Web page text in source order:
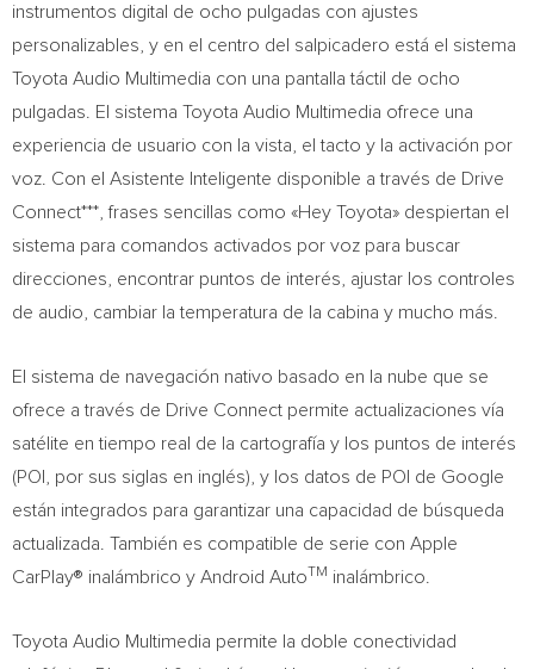
instrumentos digital de ocho pulgadas con ajustes
personalizables, y en el centro del salpicadero está el sistema
Toyota Audio Multimedia con una pantalla táctil de ocho
pulgadas. El sistema Toyota Audio Multimedia ofrece una
experiencia de usuario con la vista, el tacto y la activación por
voz. Con el Asistente Inteligente disponible a través de Drive
Connect***, frases sencillas como «Hey Toyota» despiertan el
sistema para comandos activados por voz para buscar
direcciones, encontrar puntos de interés, ajustar los controles
de audio, cambiar la temperatura de la cabina y mucho más.
El sistema de navegación nativo basado en la nube que se
ofrece a través de Drive Connect permite actualizaciones vía
satélite en tiempo real de la cartografía y los puntos de interés
(POI, por sus siglas en inglés), y los datos de POI de Google
están integrados para garantizar una capacidad de búsqueda
actualizada. También es compatible de serie con Apple
CarPlay® inalámbrico y Android AutoTM inalámbrico.
Toyota Audio Multimedia permite la doble conectividad